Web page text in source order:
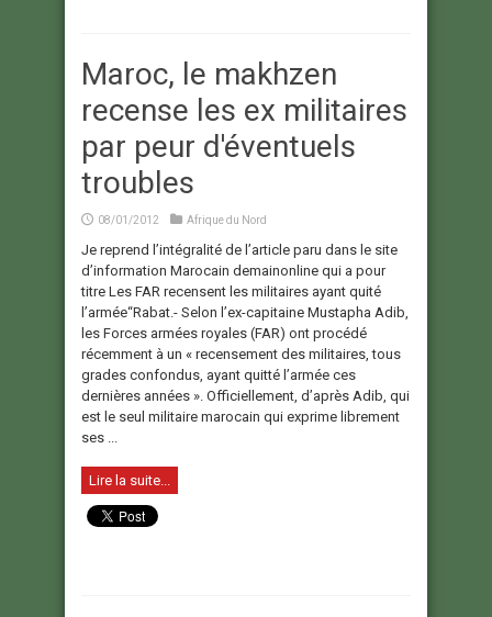
Maroc, le makhzen
recense les ex militaires
par peur d'éventuels
troubles
08/01/2012 Afrique du Nord
Je reprend l’intégralité de l’article paru dans le site
d’information Marocain demainonline qui a pour
titre Les FAR recensent les militaires ayant quité
l’armée“Rabat.- Selon l’ex-capitaine Mustapha Adib,
les Forces armées royales (FAR) ont procédé
récemment à un « recensement des militaires, tous
grades confondus, ayant quitté l’armée ces
dernières années ». Officiellement, d’après Adib, qui
est le seul militaire marocain qui exprime librement
ses ...
Lire la suite...